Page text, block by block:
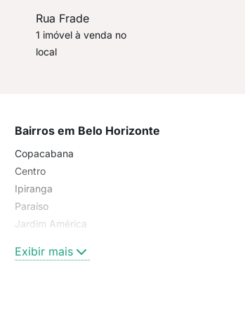
Rua Frade
1 imóvel à venda no
local
Bairros em Belo Horizonte
Copacabana
Centro
Ipiranga
Paraíso
Jardim América
Santa Cecília
Exibir mais